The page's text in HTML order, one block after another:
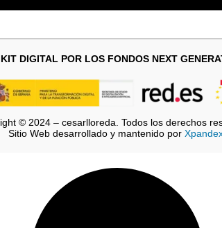
DIGITAL POR LOS FONDOS NEXT
© 2024 – cesarlloreda. Todos los derechos
Sitio Web desarrollado y mantenido por